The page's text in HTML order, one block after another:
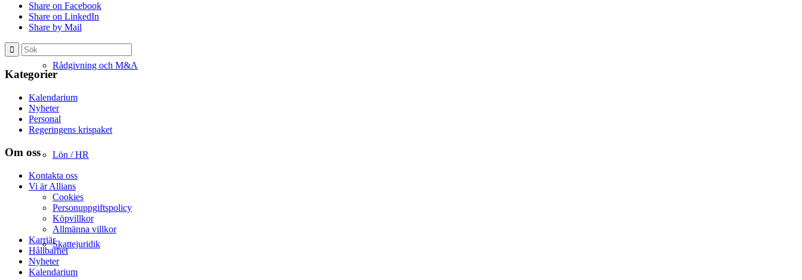
Rådgivning och M&A
Lön / HR
Skattejuridik
Share on Facebook
Share on LinkedIn
Share by Mail
Kategorier
Kalendarium
Nyheter
Personal
Regeringens krispaket
Om oss
Kontakta oss
Vi är Allians
Cookies
Personuppgiftspolicy
Köpvillkor
Allmänna villkor
Karriär
Hållbarhet
Nyheter
Kalendarium